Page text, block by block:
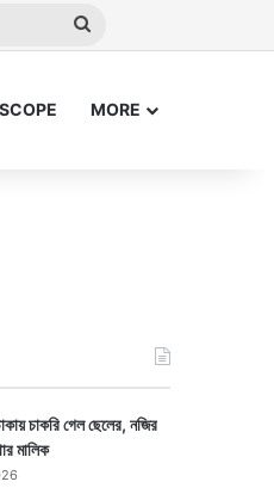
MORE
চাকরি গেল ছেলের, নজির
মালিক